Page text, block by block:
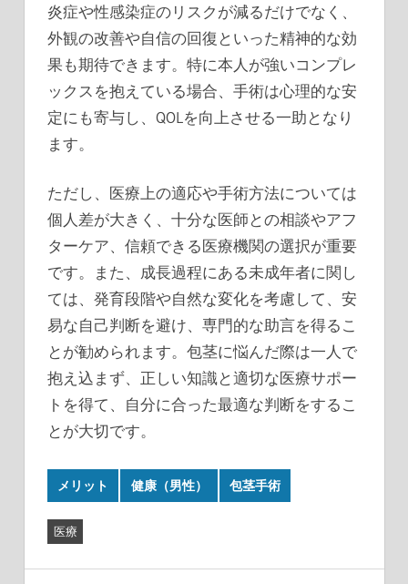
炎症や性感染症のリスクが減るだけでなく、
外観の改善や自信の回復といった精神的な効
果も期待できます。特に本人が強いコンプレ
ックスを抱えている場合、手術は心理的な安
定にも寄与し、QOLを向上させる一助となり
ます。
ただし、医療上の適応や手術方法については
個人差が大きく、十分な医師との相談やアフ
ターケア、信頼できる医療機関の選択が重要
です。また、成長過程にある未成年者に関し
ては、発育段階や自然な変化を考慮して、安
易な自己判断を避け、専門的な助言を得るこ
とが勧められます。包茎に悩んだ際は一人で
抱え込まず、正しい知識と適切な医療サポー
トを得て、自分に合った最適な判断をするこ
とが大切です。
メリット 健康（男性） 包茎手術
医療